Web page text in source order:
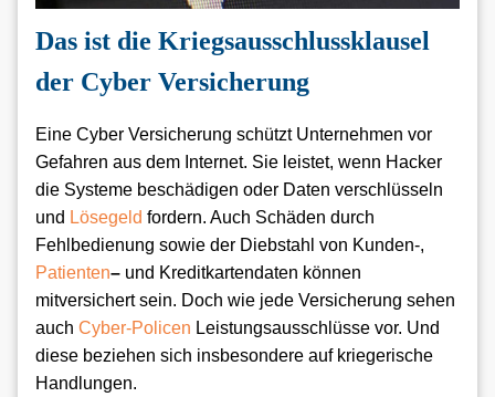
Das ist die Kriegsausschlussklausel
der Cyber Versicherung
Eine Cyber Versicherung schützt Unternehmen vor
Gefahren aus dem Internet. Sie leistet, wenn Hacker
die Systeme beschädigen oder Daten verschlüsseln
und Lösegeld fordern. Auch Schäden durch
Fehlbedienung sowie der Diebstahl von Kunden-,
Patienten– und Kreditkartendaten können
mitversichert sein. Doch wie jede Versicherung sehen
auch Cyber-Policen Leistungsausschlüsse vor. Und
diese beziehen sich insbesondere auf kriegerische
Handlungen.